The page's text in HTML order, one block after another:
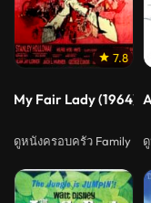
7.8
My Fair Lady (1964)
ดูหนังครอบครัว Family